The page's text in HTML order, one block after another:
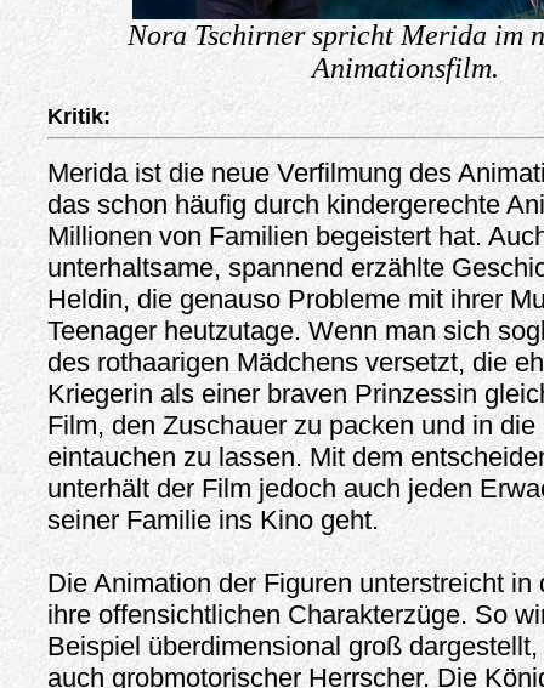
Nora Tschirner spricht Merida im
Animationsfilm.
Kritik:
Merida ist die neue Verfilmung des
das schon häufig durch kindergerechte
Millionen von Familien begeistert hat.
unterhaltsame, spannend erzählte
Heldin, die genauso Probleme mit ihrer
Teenager heutzutage. Wenn man sich
des rothaarigen Mädchens versetzt, die
Kriegerin als einer braven Prinzessin
Film, den Zuschauer zu packen und in
eintauchen zu lassen. Mit dem
unterhält der Film jedoch auch jeden
seiner Familie ins Kino geht.
Die Animation der Figuren unterstreicht in
ihre offensichtlichen Charakterzüge. So
Beispiel überdimensional groß
auch grobmotorischer Herrscher. Die